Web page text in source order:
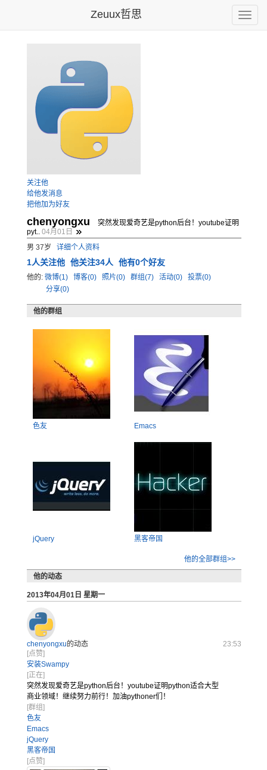
Toggle
Zeuux哲思
关注他
给他发消息
把他加为好友
chenyongxu
突然发现爱奇艺是python后台！youtube证明
pyt.. 04月01日
男 37岁 详细个人资料
1人关注他 他关注34人 他有0个好友
他的: 微博(1) 博客(0) 照片(0) 群组(7) 活动(0)
投票(0)
分享(0)
他的群组
色友 Emacs
jQuery 黑客帝国
他的全部群组>>
他的动态
2013年04月01日 星期一
chenyongxu的动态
23:53
[点赞]
安装Swampy
[正在]
突然发现爱奇艺是python后台！youtube证明python适合大型
商业领域！继续努力前行！加油pythoner们！
[群组]
色友
Emacs
jQuery
黑客帝国
[点赞]